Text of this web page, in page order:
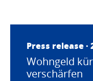
Press release ·
Wohngeld
verschärfen